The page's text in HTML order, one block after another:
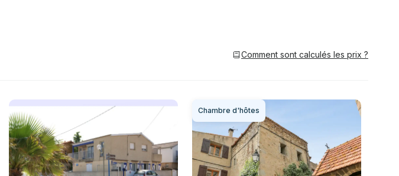
Comment sont calculés les prix ?
Chambre d'hôtes